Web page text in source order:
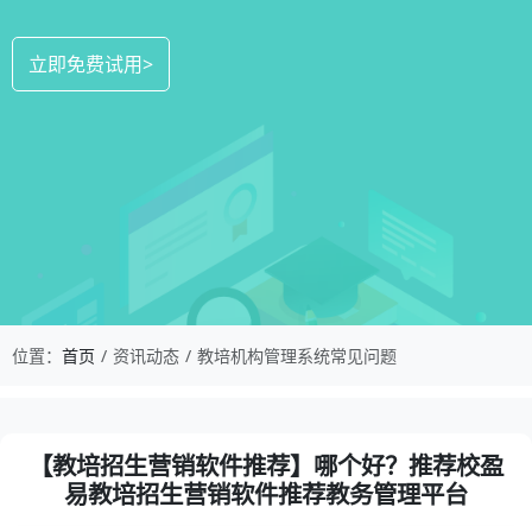
立即免费试用>
立即免费试用>
立即免费试用>
位置： 首页 资讯动态 教培机构管理系统常见问题
【教培招生营销软件推荐】哪个好？推荐校盈
易教培招生营销软件推荐教务管理平台